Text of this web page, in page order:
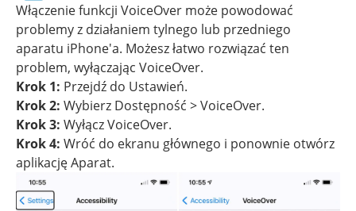
Włączenie funkcji VoiceOver może powodować
problemy z działaniem tylnego lub przedniego
aparatu iPhone'a. Możesz łatwo rozwiązać ten
problem, wyłączając VoiceOver.
Krok 1: Przejdź do Ustawień.
Krok 2: Wybierz Dostępność > VoiceOver.
Krok 3: Wyłącz VoiceOver.
Krok 4: Wróć do ekranu głównego i ponownie otwórz
aplikację Aparat.